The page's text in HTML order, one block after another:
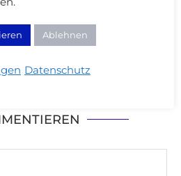
Look mit Smokey Eyes
Ablehnen
Datenschutz